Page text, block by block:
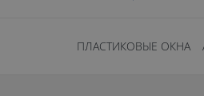
ПЛАСТИКОВЫЕ ОКНА